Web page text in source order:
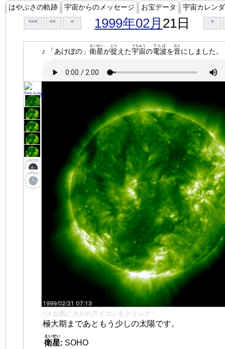
はやぶさの軌跡 宇宙からのメッセージ お宝データ 宇宙カレン
<<< << < 1999年02月 21日 >
♪ 「あけぼの」 衛星
えいせい
が捉
とら
えた宇宙
うちゅう
の電波
でんぱ
を音
おと
にしました。
👈 お気に入りのアイコンをクリック！
極大期まであともう少しの太陽です。
衛星
えいせい
: SOHO